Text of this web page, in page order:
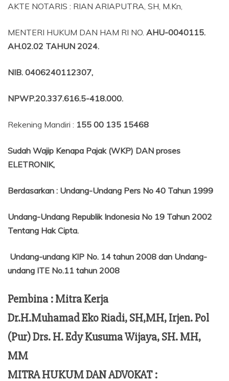
AKTE NOTARIS : RIAN ARIAPUTRA, SH, M.Kn,
MENTERI HUKUM DAN HAM RI NO. AHU-0040115.
AH.02.02 TAHUN 2024.
NIB. 0406240112307,
NPWP.20.337.616.5-418.000.
Rekening Mandiri : 155 00 135 15468
Sudah Wajip Kenapa Pajak (WKP) DAN proses
ELETRONIK,
Berdasarkan : Undang-Undang Pers No 40 Tahun 1999
Undang-Undang Republik Indonesia No 19 Tahun 2002
Tentang Hak Cipta.
Undang-undang KIP No. 14 tahun 2008 dan Undang-
undang ITE No.11 tahun 2008
Pembina : Mitra Kerja
Dr.H.Muhamad Eko Riadi, SH,MH, Irjen. Pol
(Pur) Drs. H. Edy Kusuma Wijaya, SH. MH,
MM
MITRA HUKUM DAN ADVOKAT :